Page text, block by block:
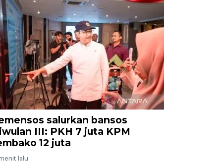
salurkan bansos
III: PKH 7 juta KPM
12 juta
lalu